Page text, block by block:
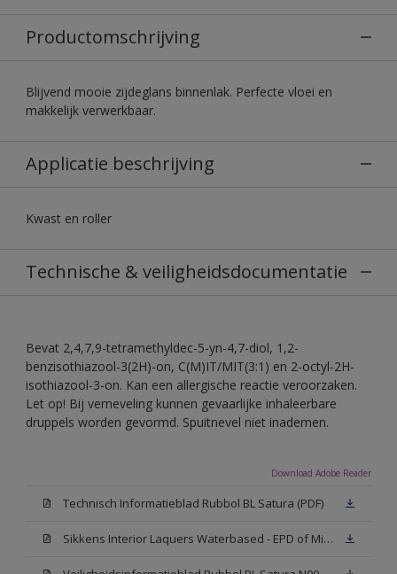
Productomschrijving
Blijvend mooie zijdeglans binnenlak. Perfecte vloei en
makkelijk verwerkbaar.
Applicatie beschrijving
Kwast en roller
Technische & veiligheidsdocumentatie
Bevat 2,4,7,9-tetramethyldec-5-yn-4,7-diol, 1,2-
benzisothiazool-3(2H)-on, C(M)IT/MIT(3:1) en 2-octyl-2H-
isothiazool-3-on. Kan een allergische reactie veroorzaken.
Let op! Bij verneveling kunnen gevaarlijke inhaleerbare
druppels worden gevormd. Spuitnevel niet inademen.
Download Adobe Reader
Technisch Informatieblad Rubbol BL Satura (PDF)
Sikkens Interior Laquers Waterbased - EPD of Milieuproductverklaring